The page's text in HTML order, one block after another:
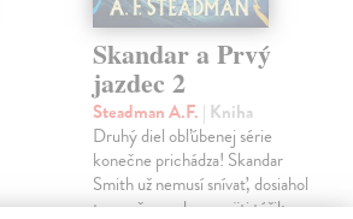
Skandar a Prvý
jazdec 2
Steadman A.F. | Kniha
Druhý diel obľúbenej série
konečne prichádza! Skandar
Smith už nemusí snívať, dosiahol
to, po čom odnepamäti túžil: